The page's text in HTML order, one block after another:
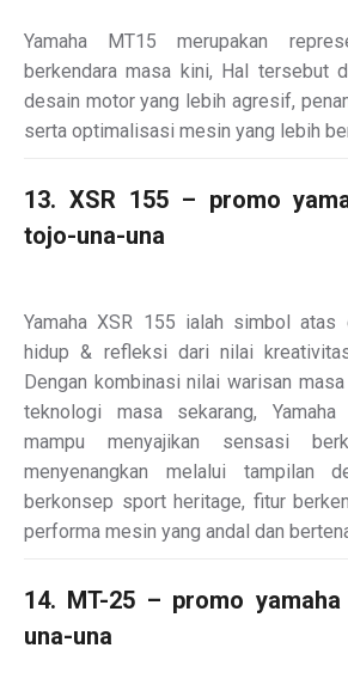
Yamaha MT15 merupakan
berkendara masa kini, Hal tersebut
desain motor yang lebih agresif,
serta optimalisasi mesin yang lebih
13. XSR 155 – promo
tojo-una-una
Yamaha XSR 155 ialah simbol
hidup & refleksi dari nilai
Dengan kombinasi nilai warisan
teknologi masa sekarang,
mampu menyajikan sensasi
menyenangkan melalui tampilan
berkonsep sport heritage, fitur
performa mesin yang andal dan
14. MT-25 – promo
una-una